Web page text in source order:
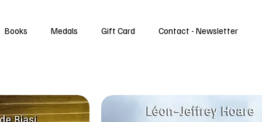
Books Medals Gift Card Contact - Newsletter